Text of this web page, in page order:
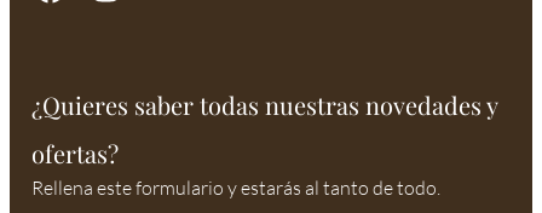
¿Quieres saber todas nuestras novedades y
ofertas?
Rellena este formulario y estarás al tanto de todo.